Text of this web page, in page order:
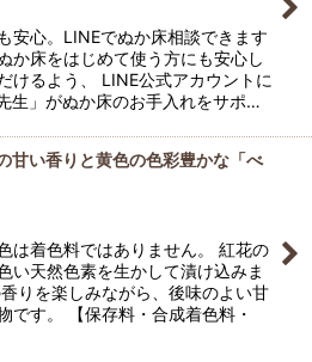
安心。LINEでぬか床相談できます
か床をはじめて使う方にも安心し
けるよう、 LINE公式アカウントに
生」がぬか床のお手入れをサポ…
甘い香りと黄色の色彩豊かな「べ
は着色料ではありません。 紅花の
い天然色素を生かして漬け込みま
りを楽しみながら、後味のよい甘
です。 【保存料・合成着色料・